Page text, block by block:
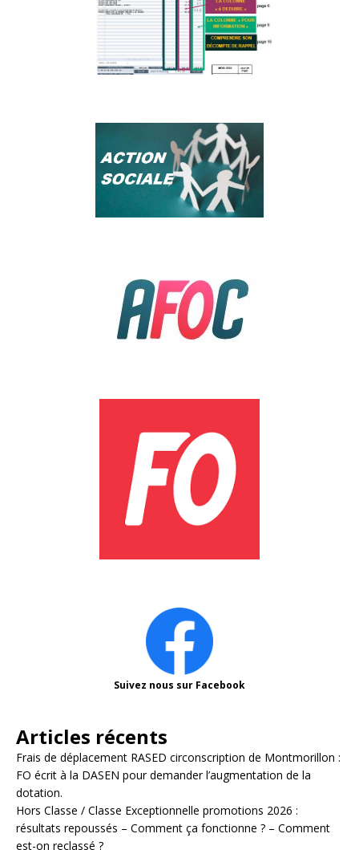
Suivez nous sur Facebook
Articles récents
Frais de déplacement RASED circonscription de Montmorillon :
FO écrit à la DASEN pour demander l’augmentation de la
dotation.
Hors Classe / Classe Exceptionnelle promotions 2026 :
résultats repoussés – Comment ça fonctionne ? – Comment
est-on reclassé ?